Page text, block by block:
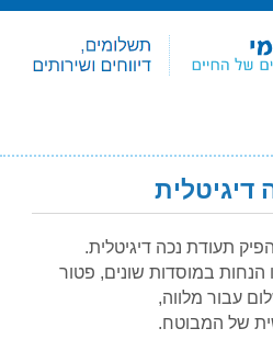
תעודת נכה דיגיטלית.
במוסדות שונים, פטור
עבור מלווה,
של המבוטח.